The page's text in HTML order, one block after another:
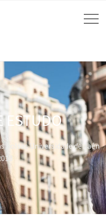
ESTUDO
bolsas Universidade de Jaén